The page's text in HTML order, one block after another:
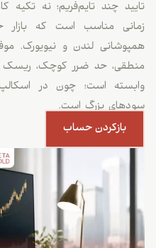
تایید چند تایم‌فریم؛ نه تکیه
زمانی مناسب است که
همپوشانی لندن و نیویورک.
وابسته است؛ چون در
سودهای بزرگ است.
بازکردن حساب